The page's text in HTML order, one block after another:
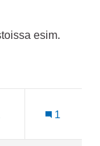
esim.
1